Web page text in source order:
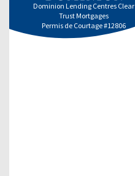
Dominion Lending Centres Clear
Trust Mortgages
Permis de Courtage #12806